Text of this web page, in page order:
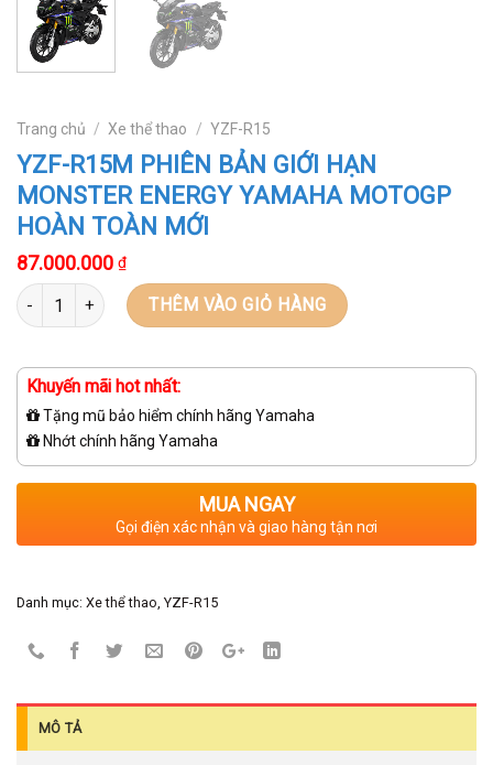
Trang chủ / Xe thể thao / YZF-R15
YZF-R15M PHIÊN BẢN GIỚI HẠN
MONSTER ENERGY YAMAHA MOTOGP
HOÀN TOÀN MỚI
87.000.000 ₫
Số lượng
THÊM VÀO GIỎ HÀNG
Khuyến mãi hot nhất:
Tặng mũ bảo hiểm chính hãng Yamaha
Nhớt chính hãng Yamaha
MUA NGAY
Gọi điện xác nhận và giao hàng tận nơi
Danh mục: Xe thể thao, YZF-R15
MÔ TẢ